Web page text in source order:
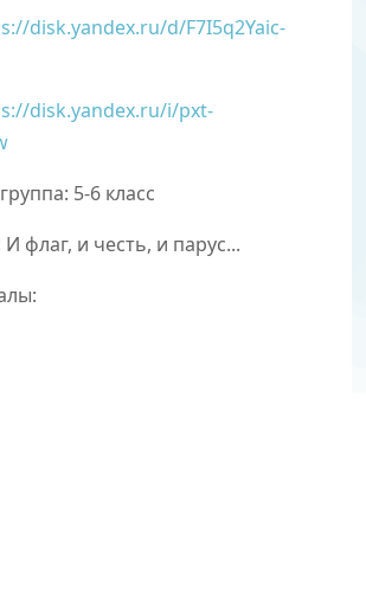
disk.yandex.ru/d/F7I5q2Yaic-
disk.yandex.ru/i/pxt-
5-6 класс
И флаг, и честь, и парус...